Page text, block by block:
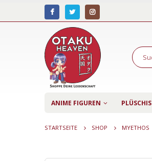
ANIME FIGUREN PLÜSCHIS
STARTSEITE SHOP MYETHOS